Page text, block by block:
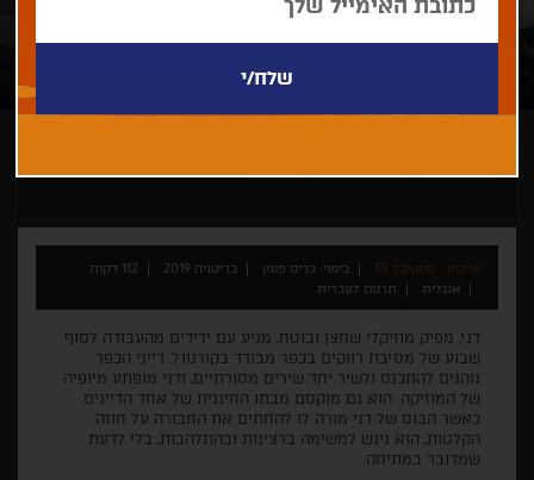
ארכיון - פסטיבל 35 בימוי: כריס פוגין בריטניה 2019
112 דקות
אנגלית
תרגום לעברית
דני, מפיק מוזיקלי שחצן ובוטח, מגיע עם ידידים מהעבודה לסוף
שבוע של מסיבת רווקים בכפר מבודד בקורנוול. דייגי הכפר
נוהגים להתכנס ולשיר יחד שירים מסורתיים, ודני מופתע מיופיה
של המוזיקה. הוא גם מוקסם מבתו החיננית של אחד הדייגים.
כאשר הבוס של דני מורה לו להחתים את החבורה על חוזה
הקלטות, הוא ניגש למשימה ברצינות ובהתלהבות, בלי לדעת
שמדובר במתיחה.